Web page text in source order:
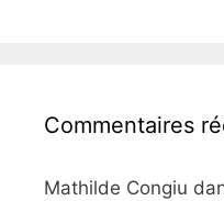
Commentaires
Mathilde Congiu